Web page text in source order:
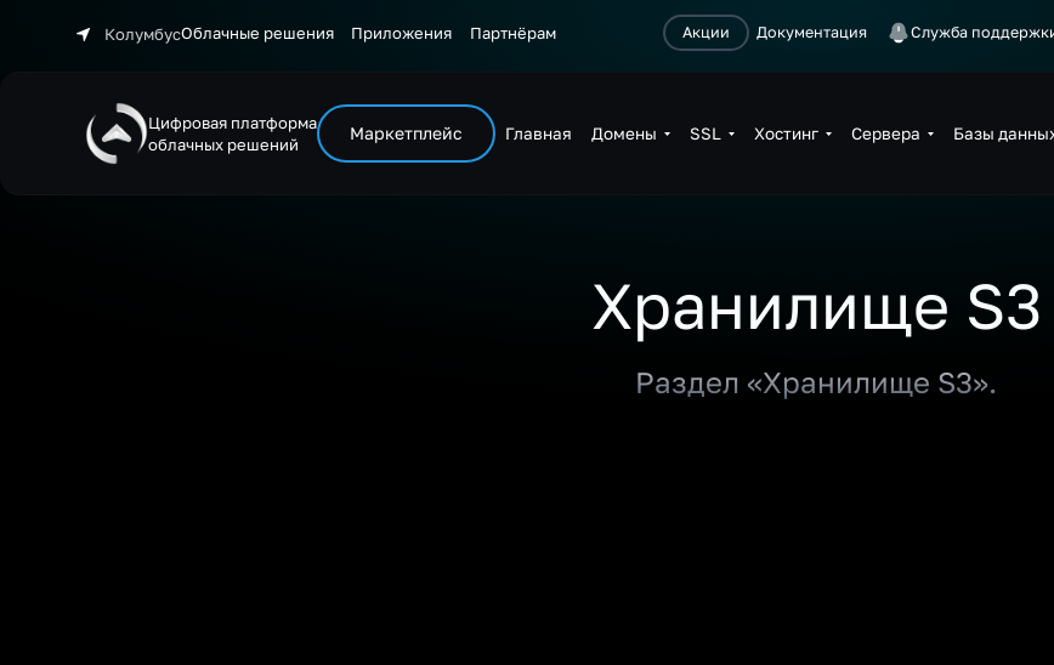
КолумбусОблачные решения Приложения Партнёрам Акции Документация Служба
Цифровая платформа
облачных решений
Маркетплейс Главная Домены SSL Хостинг Сервера Базы
Хранилище S3
Раздел «Хранилище S3».